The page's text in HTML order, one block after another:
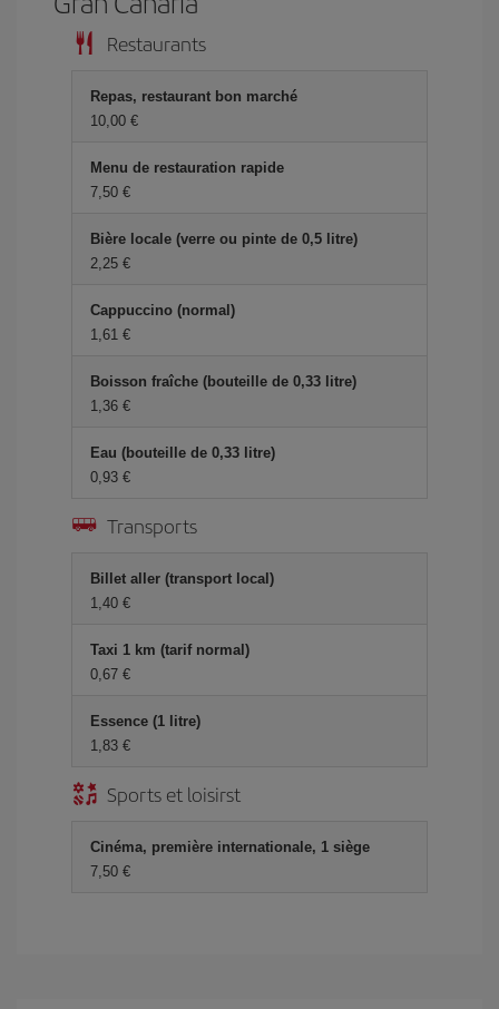
Restaurants
Repas, restaurant bon marché
10,00 €
Menu de restauration rapide
7,50 €
Bière locale (verre ou pinte de 0,5 litre)
2,25 €
Cappuccino (normal)
1,61 €
Boisson fraîche (bouteille de 0,33 litre)
1,36 €
Eau (bouteille de 0,33 litre)
0,93 €
Transports
Billet aller (transport local)
1,40 €
Taxi 1 km (tarif normal)
0,67 €
Essence (1 litre)
1,83 €
Sports et loisirst
Cinéma, première internationale, 1 siège
7,50 €